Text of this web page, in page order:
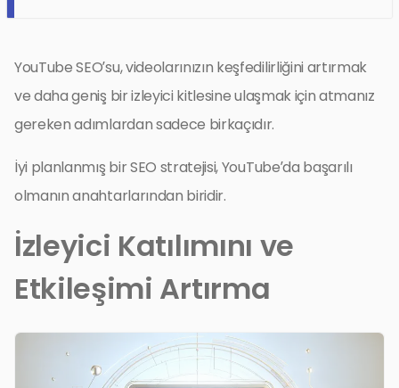
YouTube SEO’su, videolarınızın keşfedilirliğini artırmak
ve daha geniş bir izleyici kitlesine ulaşmak için atmanız
gereken adımlardan sadece birkaçıdır.
İyi planlanmış bir SEO stratejisi, YouTube’da başarılı
olmanın anahtarlarından biridir.
İzleyici Katılımını ve
Etkileşimi Artırma